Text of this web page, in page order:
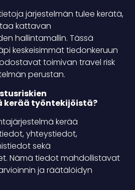
järjestelmän tulee kerätä,
kattavan
hallintamallin. Tässä
keskeisimmät tiedonkeruun
toimivan travel risk
perustan.
työntekijöistä?
kerää
yhteystiedot,
sekä
Nämä tiedot mahdollistavat
ja räätälöidyn